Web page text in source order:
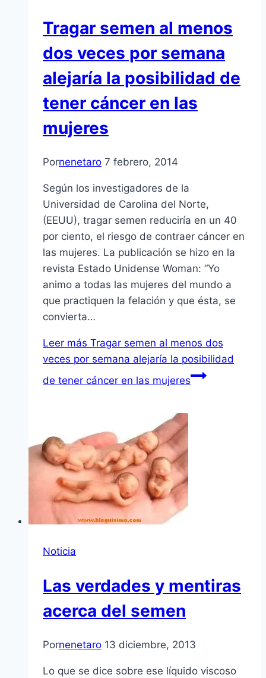
Tragar semen al menos
dos veces por semana
alejaría la posibilidad de
tener cáncer en las
mujeres
Pornenetaro 7 febrero, 2014
Según los investigadores de la
Universidad de Carolina del Norte,
(EEUU), tragar semen reduciría en un 40
por ciento, el riesgo de contraer cáncer en
las mujeres. La publicación se hizo en la
revista Estado Unidense Woman: “Yo
animo a todas las mujeres del mundo a
que practiquen la felación y que ésta, se
convierta…
Leer más Tragar semen al menos dos
veces por semana alejaría la posibilidad
de tener cáncer en las mujeres
Noticia
Las verdades y mentiras
acerca del semen
Pornenetaro 13 diciembre, 2013
Lo que se dice sobre ese líquido viscoso